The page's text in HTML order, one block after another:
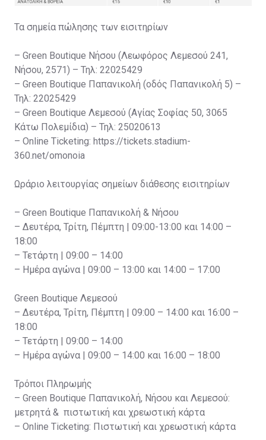
Τα σημεία πώλησης των εισιτηρίων
– Green Boutique Νήσου (Λεωφόρος Λεμεσού 241,
Νήσου, 2571) – Τηλ: 22025429
– Green Boutique Παπανικολή (οδός Παπανικολή 5) –
Τηλ: 22025429
– Green Boutique Λεμεσού (Αγίας Σοφίας 50, 3065
Κάτω Πολεμίδια) – Τηλ: 25020613
– Online Ticketing: https://tickets.stadium-
360.net/omonoia
Ωράριο λειτουργίας σημείων διάθεσης εισιτηρίων
– Green Boutique Παπανικολή & Νήσου
– Δευτέρα, Τρίτη, Πέμπτη | 09:00-13:00 και 14:00 –
18:00
– Τετάρτη | 09:00 – 14:00
– Ημέρα αγώνα | 09:00 – 13:00 και 14:00 – 17:00
Green Boutique Λεμεσού
– Δευτέρα, Τρίτη, Πέμπτη | 09:00 – 14:00 και 16:00 –
18:00
– Τετάρτη | 09:00 – 14:00
– Ημέρα αγώνα | 09:00 – 14:00 και 16:00 – 18:00
Τρόποι Πληρωμής
– Green Boutique Παπανικολή, Νήσου και Λεμεσού:
μετρητά & πιστωτική και χρεωστική κάρτα
– Online Ticketing: Πιστωτική και χρεωστική κάρτα